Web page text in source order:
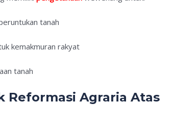
tanah
kemakmuran rakyat
tanah
Reformasi Agraria Atas